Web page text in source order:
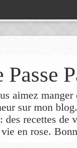
aimez
sur mon
recettes de
en rose.